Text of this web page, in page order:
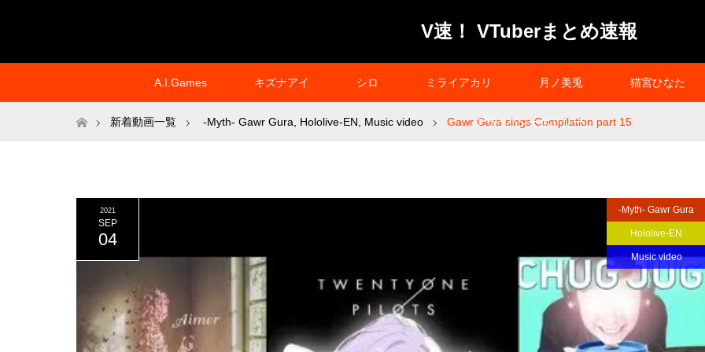
V速！ VTuberまとめ速報
A.I.Games キズナアイ シロ ミライアカリ 月ノ美兎 猫宮ひなた
プライバシーポリシー
ホーム新着動画一覧 -Myth- Gawr Gura Hololive-EN Music video Gawr Gura sings Compilation part 15
2021
SEP
04
-Myth- Gawr Gura
Hololive-EN
Music video